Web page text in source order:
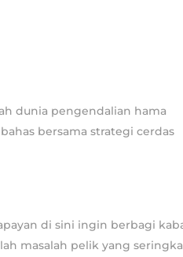
dunia pengendalian hama
bersama strategi cerdas
di sini ingin berbagi
masalah pelik yang